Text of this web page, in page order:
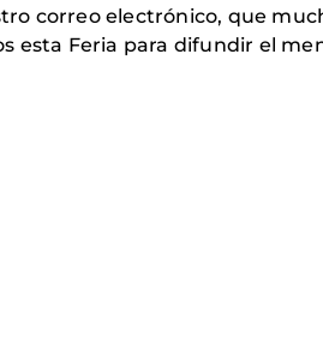
correo electrónico, que
esta Feria para difundir el